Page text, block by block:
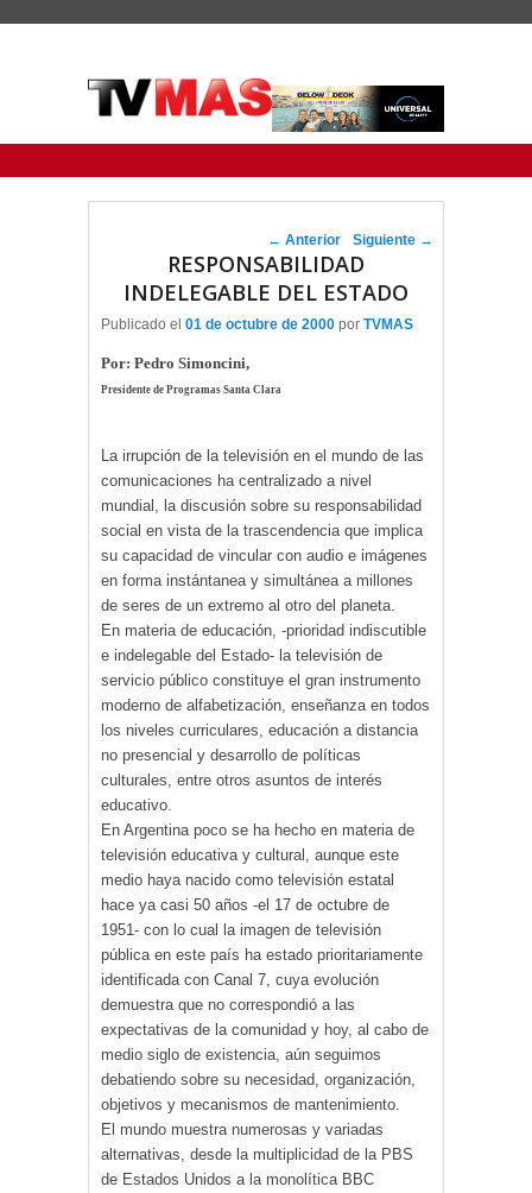
Navegador de artículos
← Anterior Siguiente →
RESPONSABILIDAD
INDELEGABLE DEL ESTADO
Publicado el 01 de octubre de 2000 por TVMAS
Por: Pedro Simoncini,
Presidente de Programas Santa Clara
La irrupción de la televisión en el mundo de las
comunicaciones ha centralizado a nivel
mundial, la discusión sobre su responsabilidad
social en vista de la trascendencia que implica
su capacidad de vincular con audio e imágenes
en forma instántanea y simultánea a millones
de seres de un extremo al otro del planeta.
En materia de educación, -prioridad indiscutible
e indelegable del Estado- la televisión de
servicio público constituye el gran instrumento
moderno de alfabetización, enseñanza en todos
los niveles curriculares, educación a distancia
no presencial y desarrollo de políticas
culturales, entre otros asuntos de interés
educativo.
En Argentina poco se ha hecho en materia de
televisión educativa y cultural, aunque este
medio haya nacido como televisión estatal
hace ya casi 50 años -el 17 de octubre de
1951- con lo cual la imagen de televisión
pública en este país ha estado prioritariamente
identificada con Canal 7, cuya evolución
demuestra que no correspondió a las
expectativas de la comunidad y hoy, al cabo de
medio siglo de existencia, aún seguimos
debatiendo sobre su necesidad, organización,
objetivos y mecanismos de mantenimiento.
El mundo muestra numerosas y variadas
alternativas, desde la multiplicidad de la PBS
de Estados Unidos a la monolítica BBC